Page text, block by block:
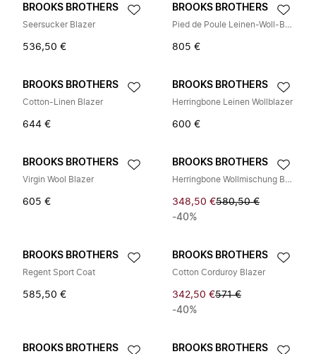
BROOKS BROTHERS
Seersucker Blazer
536,50 €
BROOKS BROTHERS
Pied de Poule Leinen-Woll-Blazer
805 €
BROOKS BROTHERS
Cotton-Linen Blazer
644 €
BROOKS BROTHERS
Herringbone Leinen Wollblazer
600 €
BROOKS BROTHERS
Virgin Wool Blazer
605 €
BROOKS BROTHERS
Herringbone Wollmischung Blazer
348,50 €580,50 €
-40%
BROOKS BROTHERS
Regent Sport Coat
585,50 €
BROOKS BROTHERS
Cotton Corduroy Blazer
342,50 €571 €
-40%
BROOKS BROTHERS BROOKS BROTHERS